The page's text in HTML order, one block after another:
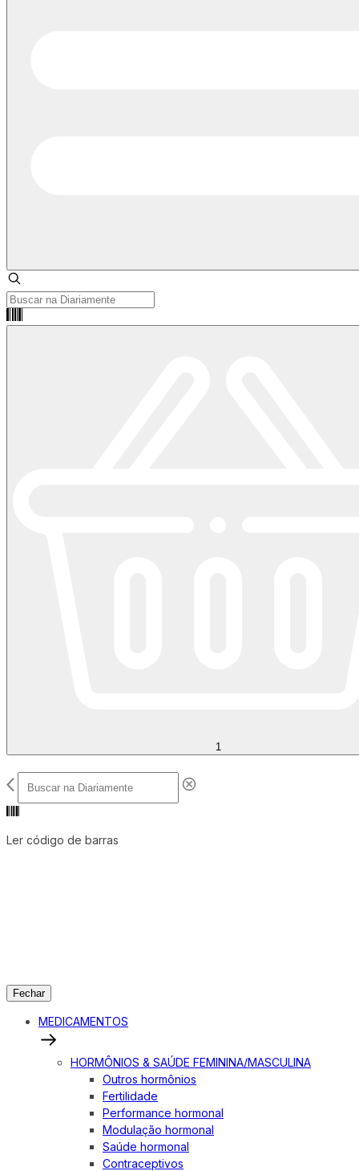
1
Ler código de barras
Fechar
MEDICAMENTOS
HORMÔNIOS & SAÚDE FEMININA/MASCULINA
Outros hormônios
Fertilidade
Performance hormonal
Modulação hormonal
Saúde hormonal
Contraceptivos